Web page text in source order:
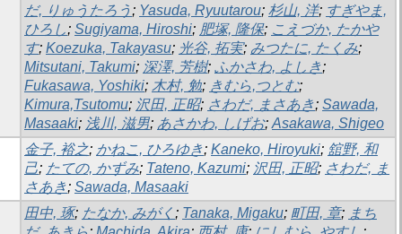
だ, りゅうたろう ; Yasuda, Ryuutarou; 杉山, 洋; すぎやま,
ひろし; Sugiyama, Hiroshi; 肥塚, 隆保; こえづか, たかや
す; Koezuka, Takayasu; 光谷, 拓実; みつたに, たくみ;
Mitsutani, Takumi; 深澤, 芳樹; ふかさわ, よしき;
Fukasawa, Yoshiki; 木村, 勉; きむら,つとむ;
Kimura,Tsutomu; 沢田, 正昭; さわだ, まさあき; Sawada,
Masaaki; 浅川, 滋男; あさかわ, しげお; Asakawa, Shigeo
金子, 裕之; かねこ, ひろゆき; Kaneko, Hiroyuki; 舘野, 和
己; たての, かずみ; Tateno, Kazumi; 沢田, 正昭; さわだ, ま
さあき; Sawada, Masaaki
田中, 琢; たなか, みがく ; Tanaka, Migaku; 町田, 章; まち